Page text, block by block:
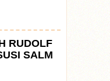
RUDOLF
SALM